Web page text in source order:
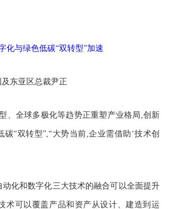
东亚区总裁尹正
、全球多极化等趋势正重塑产业格局,创新
“双转型”,“大势当前,企业需借助‘技术创
化和数字化三大技术的融合可以全面提升
术可以覆盖产品和资产从设计、建造到运